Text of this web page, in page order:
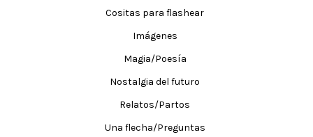
Cositas para flashear
Imágenes
Magia/Poesía
Nostalgia del futuro
Relatos/Partos
Una flecha/Preguntas